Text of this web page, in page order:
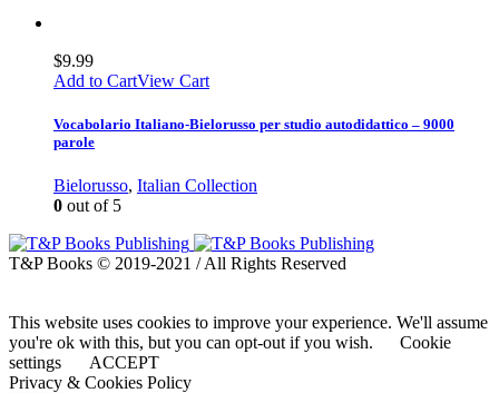
$9.99
Add to CartView Cart
Vocabolario Italiano-Bielorusso per studio autodidattico – 9000
parole
Bielorusso, Italian Collection
0 out of 5
T&P Books © 2019-2021 / All Rights Reserved
This website uses cookies to improve your experience. We'll assume
you're ok with this, but you can opt-out if you wish.
Cookie
settings
ACCEPT
Privacy & Cookies Policy